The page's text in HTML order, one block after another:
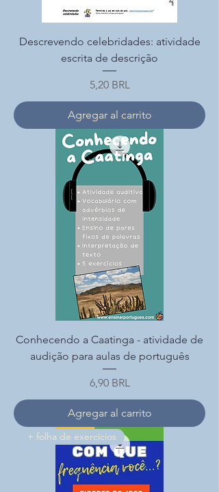
Descrevendo celebridades: atividade
escrita de descrição
Precio
5,20 BRL
Agregar al carrito
Conhecendo a Caatinga - atividade de
audição para aulas de português
Precio
6,90 BRL
Agregar al carrito
+ folha de exercícios